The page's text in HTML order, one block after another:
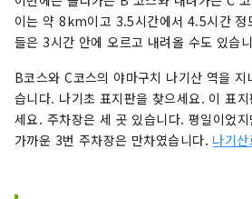
이는 약 8km이고 3.5시간에서 4.5시간 정
들은 3시간 안에 오르고 내려올 수도 있습
B코스와 C코스의 야마구치 나기산 역을
습니다. 나기초 표지판을 찾으세요. 이 표
세요. 주차장은 세 곳 있습니다. 평일이었
가까운 3번 주차장은 만차였습니다. 나기